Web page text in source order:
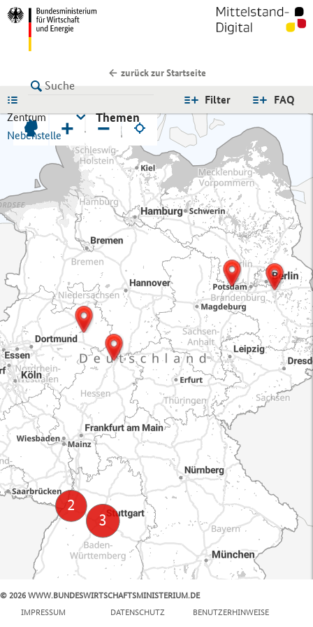
zurück zur Startseite
FAQ
Filter
Zentrum
Nebenstelle
Themen
+ −
© 2026 WWW.BUNDESWIRTSCHAFTSMINISTERIUM.DE
IMPRESSUM
DATENSCHUTZ BENUTZERHINWEISE